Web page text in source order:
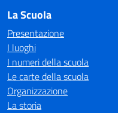
La Scuola
Presentazione
I luoghi
I numeri della scuola
Le carte della scuola
Organizzazione
La storia